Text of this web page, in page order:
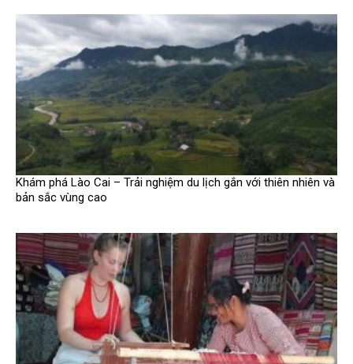
Khám phá Lào Cai – Trải nghiệm du lịch gắn với thiên nhiên và
bản sắc vùng cao